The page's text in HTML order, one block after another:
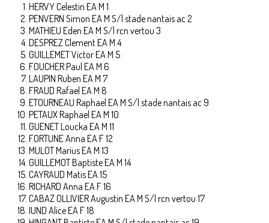
HERVY Celestin EA M 1
PENVERN Simon EA M S/l stade nantais ac 2
MATHIEU Eden EA M S/l rcn vertou 3
DESPREZ Clement EA M 4
GUILLEMET Victor EA M 5
FOUCHER Paul EA M 6
LAUPIN Ruben EA M 7
FRAUD Rafael EA M 8
ETOURNEAU Raphael EA M S/l stade nantais ac 9
PETAUX Raphael EA M 10
GUENET Loucka EA M 11
FORTUNE Anna EA F 12
MULOT Marius EA M 13
GUILLEMOT Baptiste EA M 14
CAYRAUD Matis EA 15
RICHARD Anna EA F 16
CABAZ OLLIVIER Augustin EA M S/l rcn vertou 17
IUND Alice EA F 18